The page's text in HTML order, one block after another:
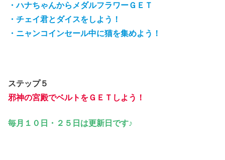
・ハナちゃんからメダルフラワーＧＥＴ
・チェイ君とダイスをしよう！
・ニャンコインセール中に猫を集めよう！
ステップ５
邪神の宮殿でベルトをＧＥＴしよう！
毎月１０日・２５日は更新日です♪